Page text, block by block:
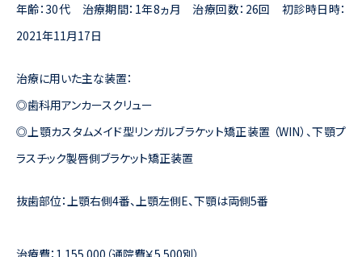
年齢：30代 治療期間：1年8ヵ月 治療回数：26回 初診時日時：
2021年11月17日
治療に用いた主な装置：
◎歯科用アンカースクリュー
◎上顎カスタムメイド型リンガルブラケット矯正装置 （WIN）、下顎プ
ラスチック製唇側ブラケット矯正装置
抜歯部位：上顎右側4番、上顎左側E、下顎は両側5番
治療費：1.155.000（通院費￥5.500別）